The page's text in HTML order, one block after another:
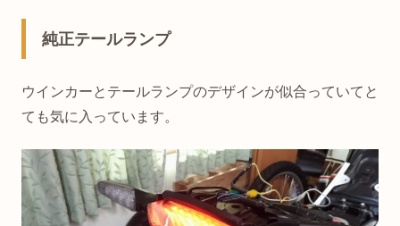
純正テールランプ
ウインカーとテールランプのデザインが似合っていてと
ても気に入っています。